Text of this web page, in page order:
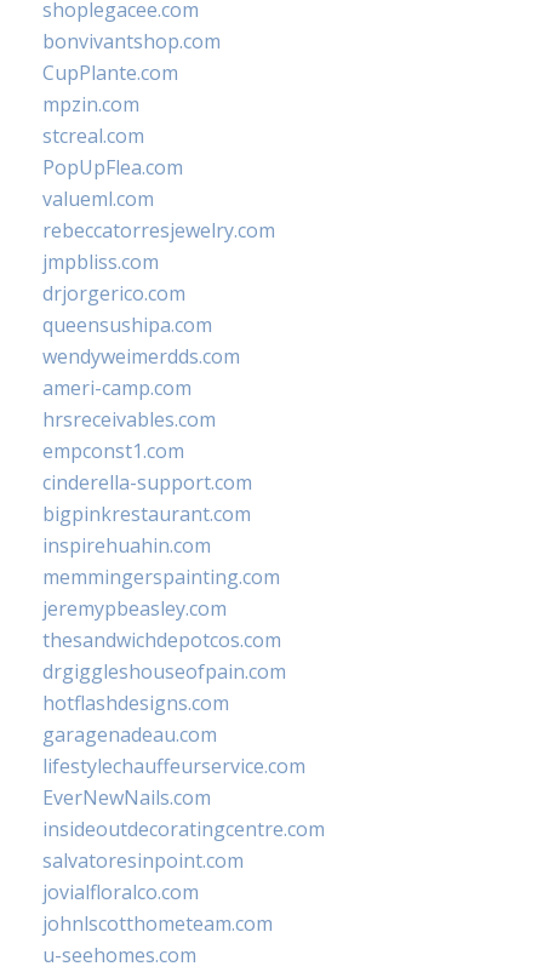
shoplegacee.com
bonvivantshop.com
CupPlante.com
mpzin.com
stcreal.com
PopUpFlea.com
valueml.com
rebeccatorresjewelry.com
jmpbliss.com
drjorgerico.com
queensushipa.com
wendyweimerdds.com
ameri-camp.com
hrsreceivables.com
empconst1.com
cinderella-support.com
bigpinkrestaurant.com
inspirehuahin.com
memmingerspainting.com
jeremypbeasley.com
thesandwichdepotcos.com
drgiggleshouseofpain.com
hotflashdesigns.com
garagenadeau.com
lifestylechauffeurservice.com
EverNewNails.com
insideoutdecoratingcentre.com
salvatoresinpoint.com
jovialfloralco.com
johnlscotthometeam.com
u-seehomes.com